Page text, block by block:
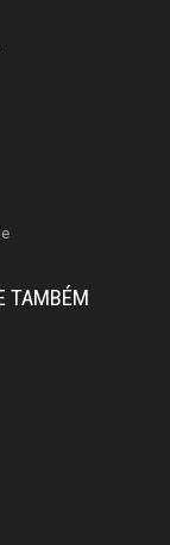
TAMBÉM